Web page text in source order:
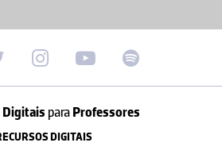
Digitais paraProfessores
DIGITAIS